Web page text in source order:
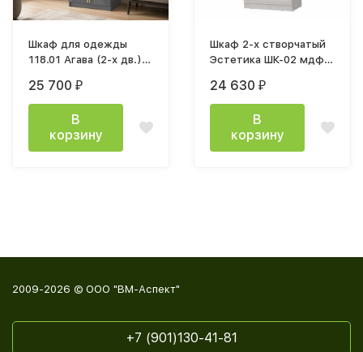
Шкаф для одежды
118.01 Агава (2-х дв.)
серый / ПВХ графит /
профиль SCPM золото
25 700 ₽
В
корзину
Шкаф 2-х створчатый
Эстетика ШК-02 мдф
24 630 ₽
В
корзину
2009-2026 © ООО "ВМ-Аспект"
+7 (901)130-41-81